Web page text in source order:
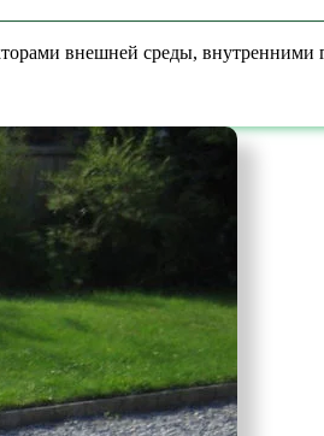
внешней среды,